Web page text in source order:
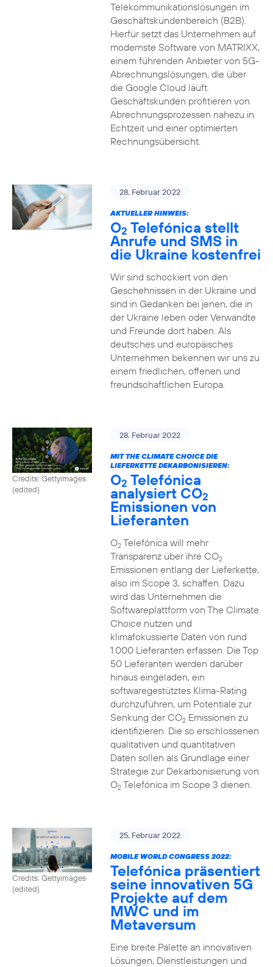
Telekommunikationslösungen im
Geschäftskundenbereich (B2B).
Hierfür setzt das Unternehmen auf
modernste Software von MATRIXX,
einem führenden Anbieter von 5G-
Abrechnungslösungen, die über
die Google Cloud läuft.
Geschäftskunden profitieren von
Abrechnungsprozessen nahezu in
Echtzeit und einer optimierten
Rechnungsübersicht.
28. Februar 2022
AKTUELLER HINWEIS:
O2 Telefónica stellt
Anrufe und SMS in
die Ukraine kostenfrei
Wir sind schockiert von den
Geschehnissen in der Ukraine und
sind in Gedanken bei jenen, die in
der Ukraine leben oder Verwandte
und Freunde dort haben. Als
deutsches und europäisches
Unternehmen bekennen wir uns zu
einem friedlichen, offenen und
freundschaftlichen Europa.
Credits: Gettyimages
(edited)
28. Februar 2022
MIT THE CLIMATE CHOICE DIE
LIEFERKETTE DEKARBONISIEREN:
O2 Telefónica
analysiert CO2
Emissionen von
Lieferanten
O2Telefónica will mehr
Transparenz über ihre CO2
Emissionen entlang der Lieferkette,
also im Scope 3, schaffen. Dazu
wird das Unternehmen die
Softwareplattform von The Climate
Choice nutzen und
klimafokussierte Daten von rund
1.000 Lieferanten erfassen. Die Top
50 Lieferanten werden darüber
hinaus eingeladen, ein
softwaregestütztes Klima-Rating
durchzuführen, um Potentiale zur
Senkung der CO2Emissionen zu
identifizieren. Die so erschlossenen
qualitativen und quantitativen
Daten sollen als Grundlage einer
Strategie zur Dekarbonisierung von
O2Telefónica im Scope 3 dienen.
Credits: Gettyimages
(edited)
25. Februar 2022
MOBILE WORLD CONGRESS 2022:
Telefónica präsentiert
seine innovativen 5G
Projekte auf dem
MWC und im
Metaversum
Eine breite Palette an innovativen
Lösungen, Dienstleistungen und